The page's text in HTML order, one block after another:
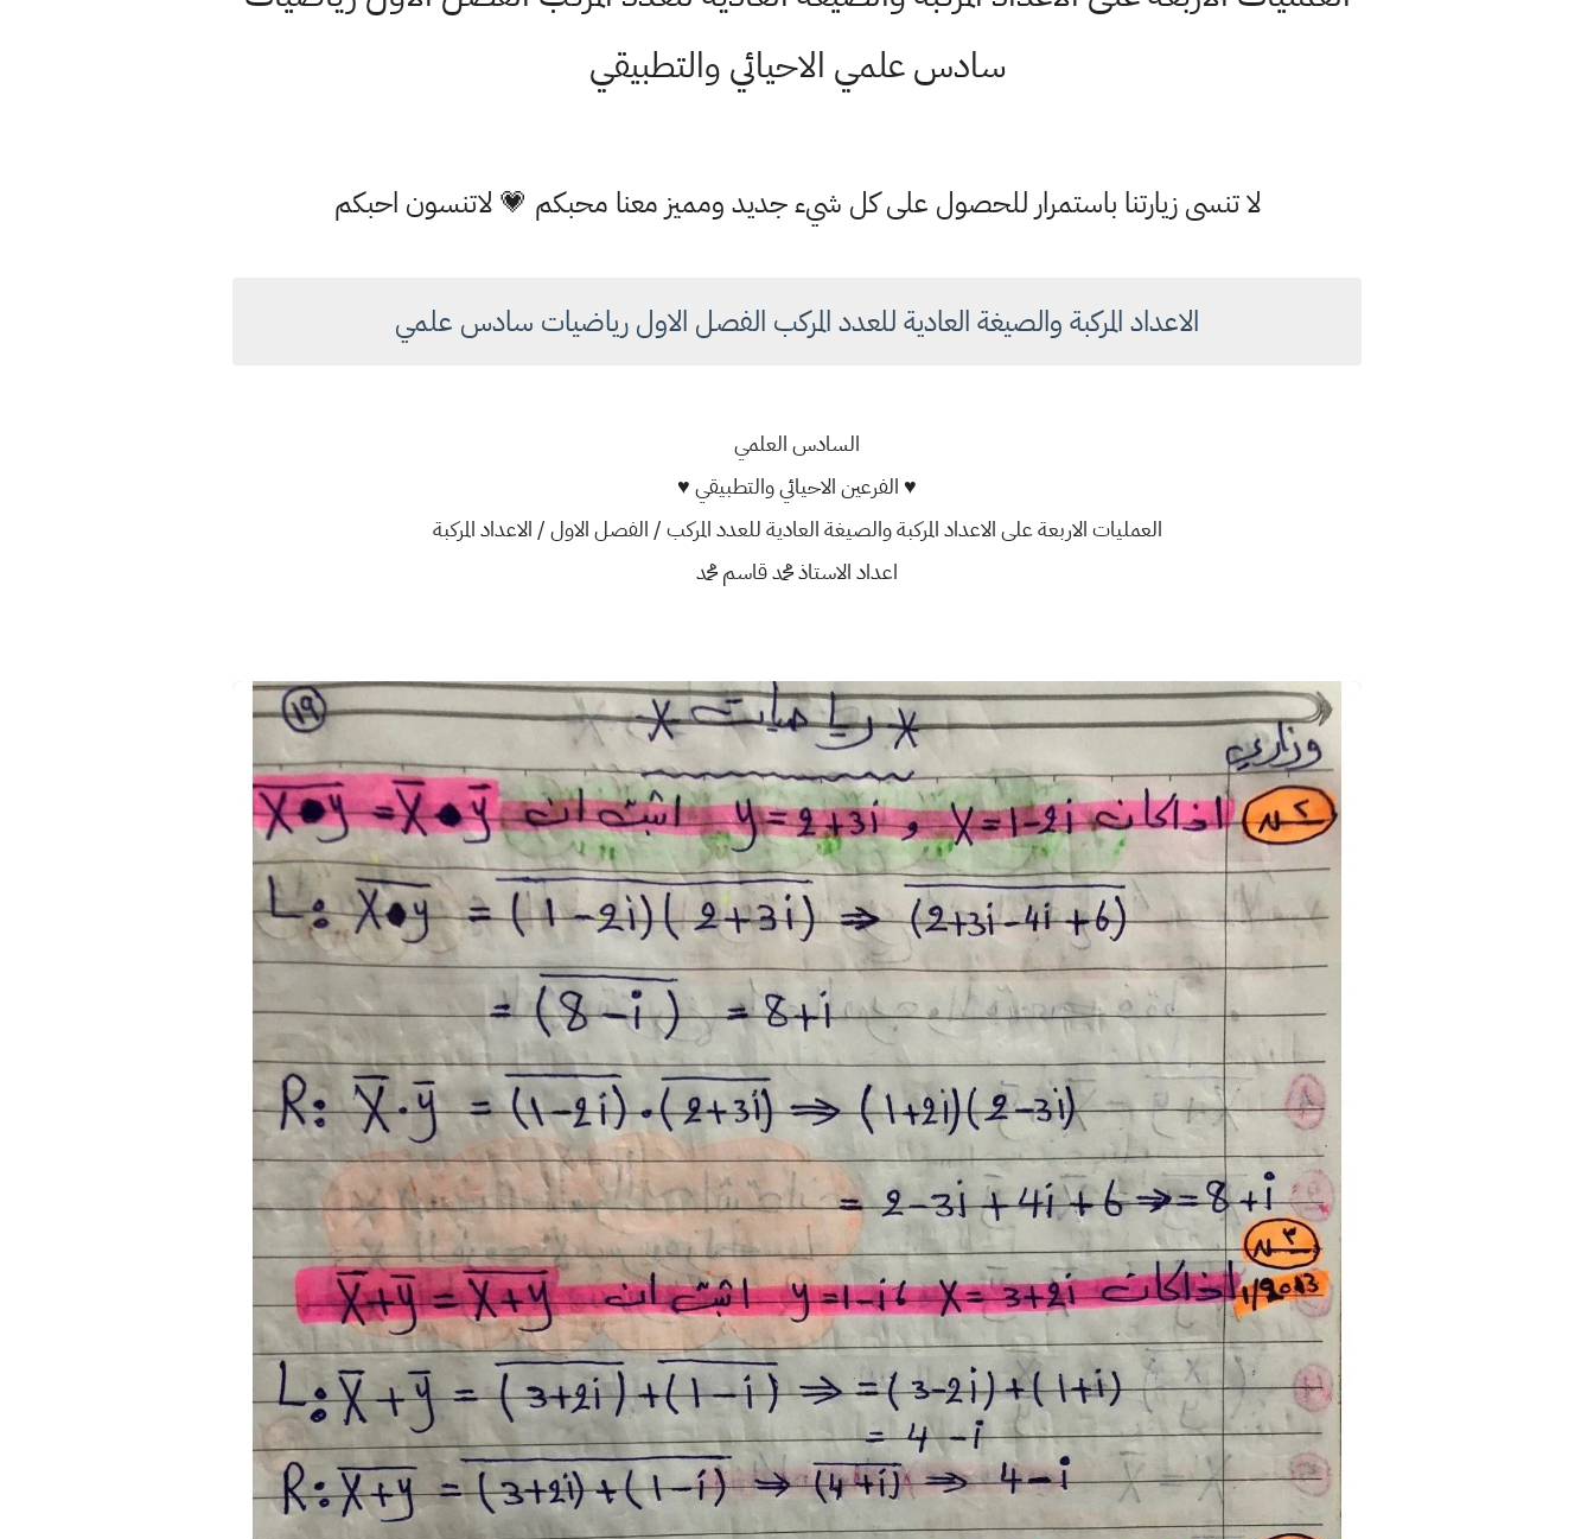
سادس علمي الاحيائي والتطبيقي
لا تنسى زيارتنا باستمرار للحصول على كل شيء جديد ومميز معنا محبكم 💗 لاتنسون احبكم
الاعداد المركبة والصيغة العادية للعدد المركب الفصل الاول رياضيات سادس علمي
السادس العلمي
♥ الفرعين الاحيائي والتطبيقي ♥
العمليات الاربعة على الاعداد المركبة والصيغة العادية للعدد المركب / الفصل الاول / الاعداد المركبة
اعداد الاستاذ محمد قاسم محمد